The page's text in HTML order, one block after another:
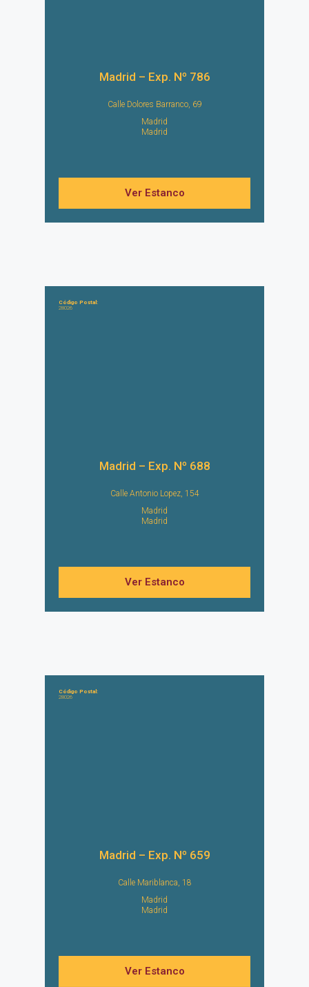
Madrid – Exp. Nº 786
Calle Dolores Barranco, 69
Madrid
Madrid
Ver Estanco
Código Postal:
28026
Madrid – Exp. Nº 688
Calle Antonio Lopez, 154
Madrid
Madrid
Ver Estanco
Código Postal:
28026
Madrid – Exp. Nº 659
Calle Mariblanca, 18
Madrid
Madrid
Ver Estanco